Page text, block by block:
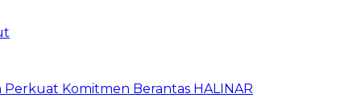
Komitmen Berantas HALINAR